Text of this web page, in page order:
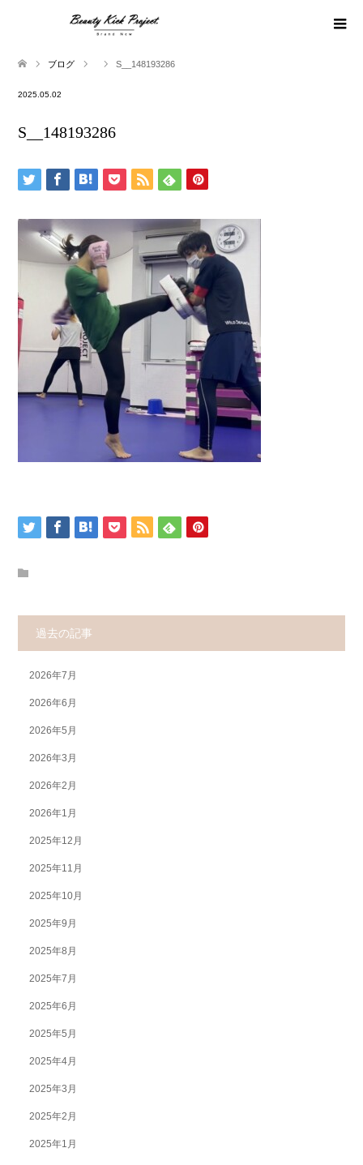
ブログ S__148193286
2025.05.02
S__148193286
過去の記事
2026年7月
2026年6月
2026年5月
2026年3月
2026年2月
2026年1月
2025年12月
2025年11月
2025年10月
2025年9月
2025年8月
2025年7月
2025年6月
2025年5月
2025年4月
2025年3月
2025年2月
2025年1月